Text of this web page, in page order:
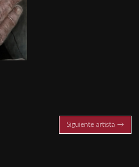
Siguiente artista →